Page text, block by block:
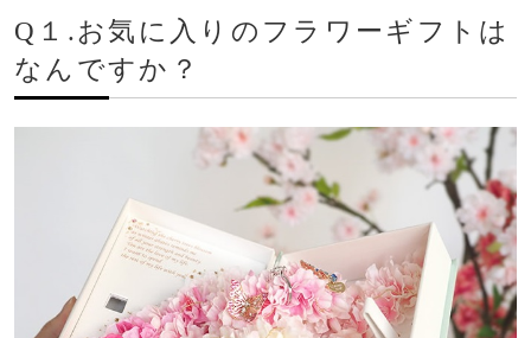
Q１.お気に入りのフラワーギフトは
なんですか？